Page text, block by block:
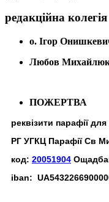
редакційна колегія
о. Ігор
Любов
ПОЖЕРТВА
реквізити парафії
РГ УГКЦ Парафії Св
код: 20051904
iban: